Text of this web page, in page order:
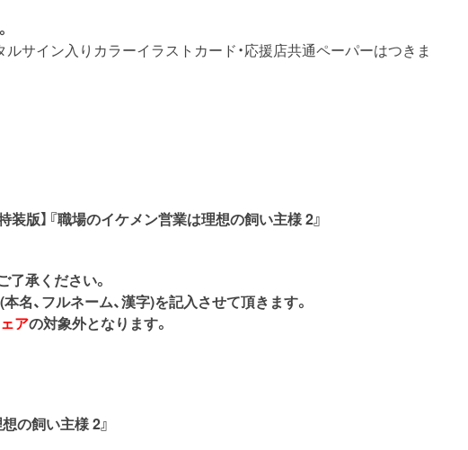
サイン入りカラーイラストカード・応援店共通ペーパーはつきま
版】『職場のイケメン営業は理想の飼い主様 2』
承ください。
、フルネーム、漢字)を記入させて頂きます。
アの対象外となります。
の飼い主様 2』